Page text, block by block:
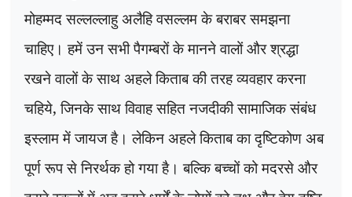
मोहम्मद सल्लल्लाहु अलैहि वसल्लम के बराबर समझना
चाहिए। हमें उन सभी पैगम्बरों के मानने वालों और श्रद्धा
रखने वालों के साथ अहले किताब की तरह व्यवहार करना
चहिये,जिनके साथ विवाह सहित नजदीकी सामाजिक संबंध
इस्लाम में जायज है। लेकिन अहले किताब का दृष्टिकोण अब
पूर्ण रूप से निरर्थक हो गया है। बल्कि बच्चों को मदरसे और